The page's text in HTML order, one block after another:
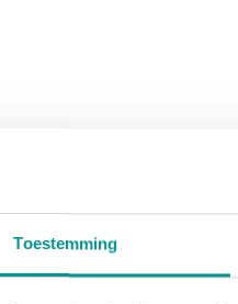
Toestemming